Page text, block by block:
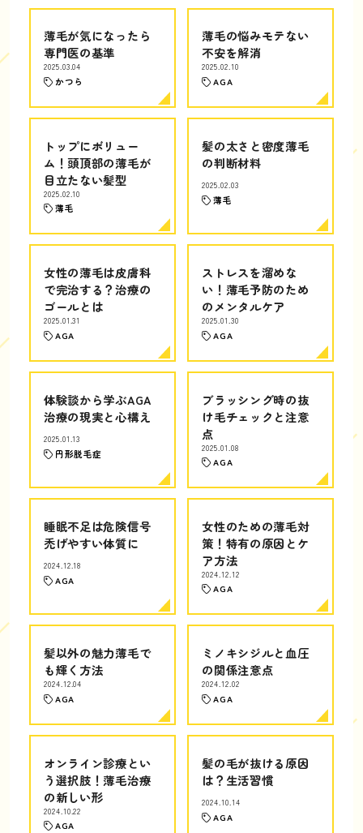
薄毛が気になったら
専門医の基準
2025.03.04
かつら
薄毛の悩みモテない
不安を解消
2025.02.10
AGA
トップにボリュー
ム！頭頂部の薄毛が
目立たない髪型
2025.02.10
薄毛
髪の太さと密度薄毛
の判断材料
2025.02.03
薄毛
女性の薄毛は皮膚科
で完治する？治療の
ゴールとは
2025.01.31
AGA
ストレスを溜めな
い！薄毛予防のため
のメンタルケア
2025.01.30
AGA
体験談から学ぶAGA
治療の現実と心構え
2025.01.13
円形脱毛症
ブラッシング時の抜
け毛チェックと注意
点
2025.01.08
AGA
睡眠不足は危険信号
禿げやすい体質に
2024.12.18
AGA
女性のための薄毛対
策！特有の原因とケ
ア方法
2024.12.12
AGA
髪以外の魅力薄毛で
も輝く方法
2024.12.04
AGA
ミノキシジルと血圧
の関係注意点
2024.12.02
AGA
オンライン診療とい
う選択肢！薄毛治療
の新しい形
2024.10.22
AGA
髪の毛が抜ける原因
は？生活習慣
2024.10.14
AGA